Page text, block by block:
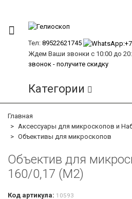
Тел: 89522621745
Ждем Ваши звонки с 10:00 до
звонок - получите скидку
Категории
Главная
Аксессуары для микроскопов и
Объективы для микроскопов
Объектив для
160/0,17 (М2)
Код артикула: 10593